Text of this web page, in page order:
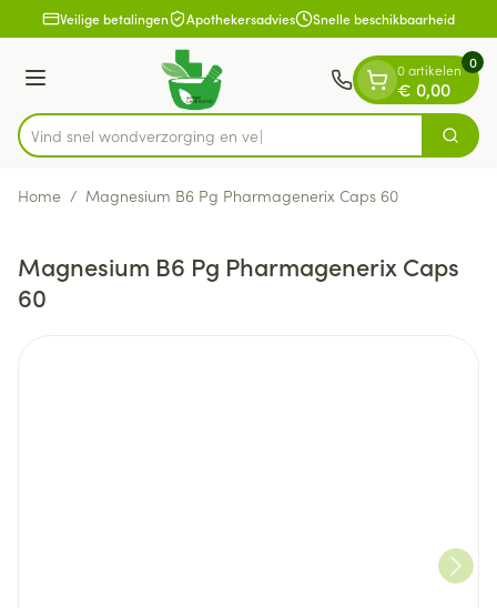
Ga naar de inhoud
1 van 1Veilige betalingen Apothekersadvies Snelle beschikbaarheid
Menu
Product, merk, categorie...
Vind snel wondverzorgi Zoek
0 artikelen
€ 0,00
0
Home / Magnesium B6 Pg Pharmagenerix Caps 60
Magnesium B6 Pg Pharmagenerix Caps
60